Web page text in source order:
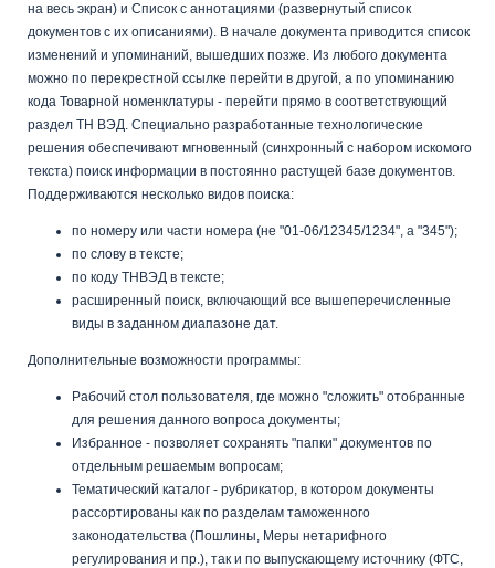
на весь экран) и Список с аннотациями (развернутый список
документов с их описаниями). В начале документа приводится список
изменений и упоминаний, вышедших позже. Из любого документа
можно по перекрестной ссылке перейти в другой, а по упоминанию
кода Товарной номенклатуры - перейти прямо в соответствующий
раздел ТН ВЭД. Специально разработанные технологические
решения обеспечивают мгновенный (синхронный с набором искомого
текста) поиск информации в постоянно растущей базе документов.
Поддерживаются несколько видов поиска:
по номеру или части номера (не "01-06/12345/1234", а "345");
по слову в тексте;
по коду ТНВЭД в тексте;
расширенный поиск, включающий все вышеперечисленные
виды в заданном диапазоне дат.
Дополнительные возможности программы:
Рабочий стол пользователя, где можно "сложить" отобранные
для решения данного вопроса документы;
Избранное - позволяет сохранять "папки" документов по
отдельным решаемым вопросам;
Тематический каталог - рубрикатор, в котором документы
рассортированы как по разделам таможенного
законодательства (Пошлины, Меры нетарифного
регулирования и пр.), так и по выпускающему источнику (ФТС,